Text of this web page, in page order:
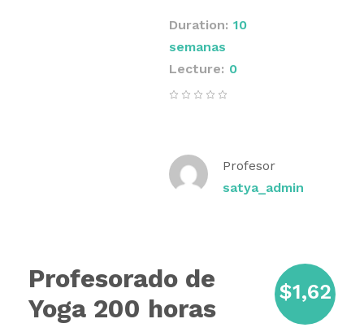
Duration 10
semanas
Lecture
0
Profesor
satya_admin
Profesorado de
Yoga 200 horas
$1,62